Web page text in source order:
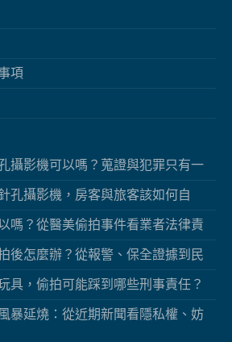
項
攝影機可以嗎？蒐證與犯罪只有一
孔攝影機，房客與旅客該如何自
嗎？從醫美偷拍事件看業者法律責
後怎麼辦？從報警、保全證據到民
具，偷拍可能踩到哪些刑事責任？
暴延燒：從近期新聞看隱私權、妨